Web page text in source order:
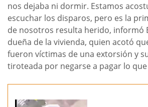
nos dejaba ni dormir. Estamos
escuchar los disparos, pero es la
de nosotros resulta herido, informó
dueña de la vivienda, quien acotó
fueron víctimas de una extorsión y
tiroteada por negarse a pagar lo